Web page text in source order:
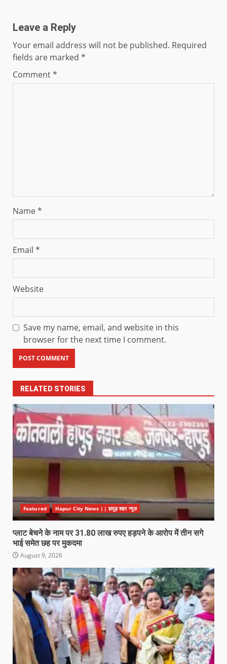
Leave a Reply
Your email address will not be published. Required
fields are marked *
Comment*
Name*
Email *
Website
Save my name, email, and website in this
browser for the next time I comment.
RELATED STORIES
Featured Hapur City News || हापुड़ शहर न्यूज़
प्लाट बेचने के नाम पर 31.80 लाख रुपए हड़पने के आरोप में तीन सगे
भाई समेत छह पर मुकदमा
August 9, 2026